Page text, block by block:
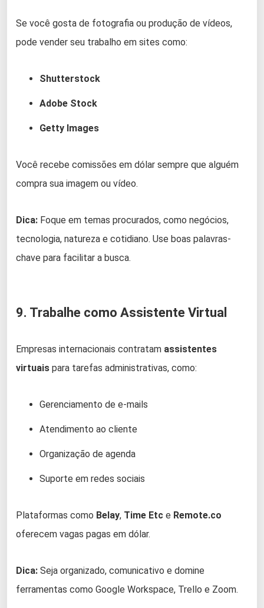
Se você gosta de fotografia ou produção de vídeos,
pode vender seu trabalho em sites como:
Shutterstock
Adobe Stock
Getty Images
Você recebe comissões em dólar sempre que alguém
compra sua imagem ou vídeo.
Dica: Foque em temas procurados, como negócios,
tecnologia, natureza e cotidiano. Use boas palavras-
chave para facilitar a busca.
9. Trabalhe como Assistente Virtual
Empresas internacionais contratam assistentes
virtuais para tarefas administrativas, como:
Gerenciamento de e-mails
Atendimento ao cliente
Organização de agenda
Suporte em redes sociais
Plataformas como Belay, Time Etc e Remote.co
oferecem vagas pagas em dólar.
Dica: Seja organizado, comunicativo e domine
ferramentas como Google Workspace, Trello e Zoom.